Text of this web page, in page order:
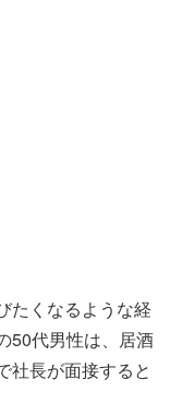
たくなるような経
50代男性は、居酒
社長が面接すると